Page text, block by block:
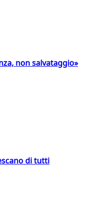
non salvataggio»
di tutti